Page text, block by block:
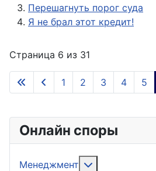
Перешагнуть порог суда
Я не брал этот кредит!
Страница 6 из 31
1 2 3 4 5
Онлайн споры
Менеджмент